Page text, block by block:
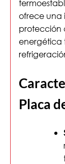
ofrece una
protección
energética
Placa